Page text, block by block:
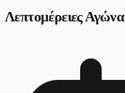
Λεπτομέρειες Αγώνα